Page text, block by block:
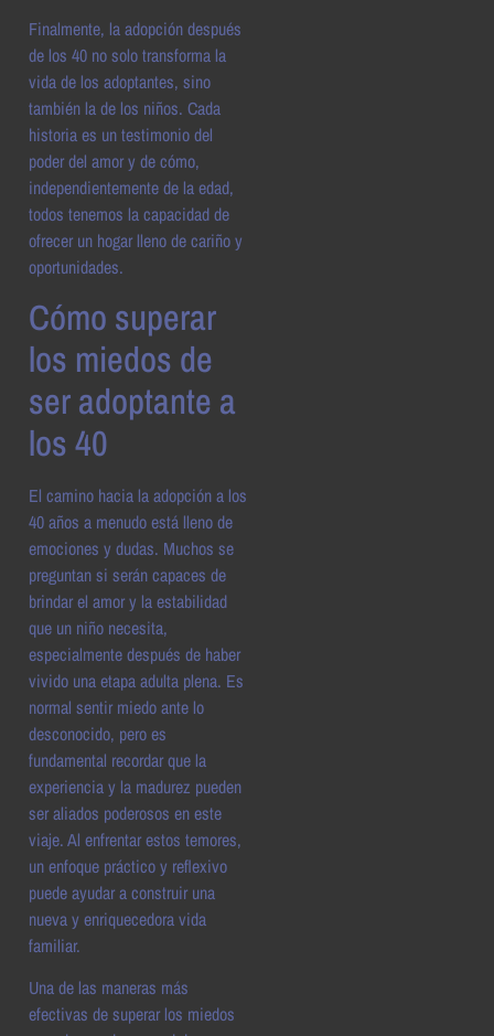
Finalmente, la adopción después
de los 40 no solo transforma la
vida de los adoptantes, sino
también la de los niños. Cada
historia es un testimonio del
poder del amor y de cómo,
independientemente de la edad,
todos tenemos la capacidad de
ofrecer un hogar lleno de cariño y
oportunidades.
Cómo superar
los miedos de
ser adoptante a
los 40
El camino hacia la adopción a los
40 años a menudo está lleno de
emociones y dudas. Muchos se
preguntan si serán capaces de
brindar el amor y la estabilidad
que un niño necesita,
especialmente después de haber
vivido una etapa adulta plena. Es
normal sentir miedo ante lo
desconocido, pero es
fundamental recordar que la
experiencia y la madurez pueden
ser aliados poderosos en este
viaje. Al enfrentar estos temores,
un enfoque práctico y reflexivo
puede ayudar a construir una
nueva y enriquecedora vida
familiar.
Una de las maneras más
efectivas de superar los miedos